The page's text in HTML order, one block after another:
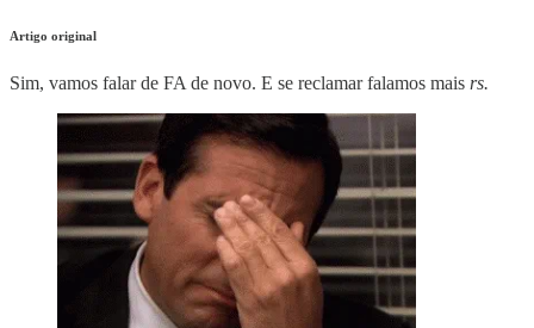
Artigo original
Sim, vamos falar de FA de novo. E se reclamar falamos mais rs.